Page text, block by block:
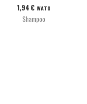
1,94 € IVATO
Shampoo